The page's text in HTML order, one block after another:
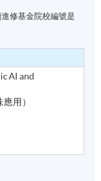
修基金院校編號是
AI and
用）